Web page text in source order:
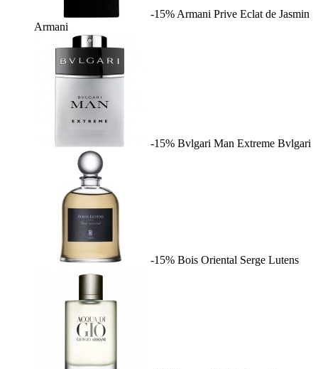
-15% Armani Prive Eclat de Jasmin
Armani
-15% Bvlgari Man Extreme Bvlgari
-15% Bois Oriental Serge Lutens